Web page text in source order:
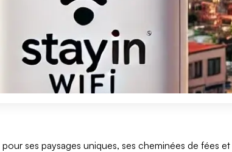
ses paysages uniques, ses cheminées de fées